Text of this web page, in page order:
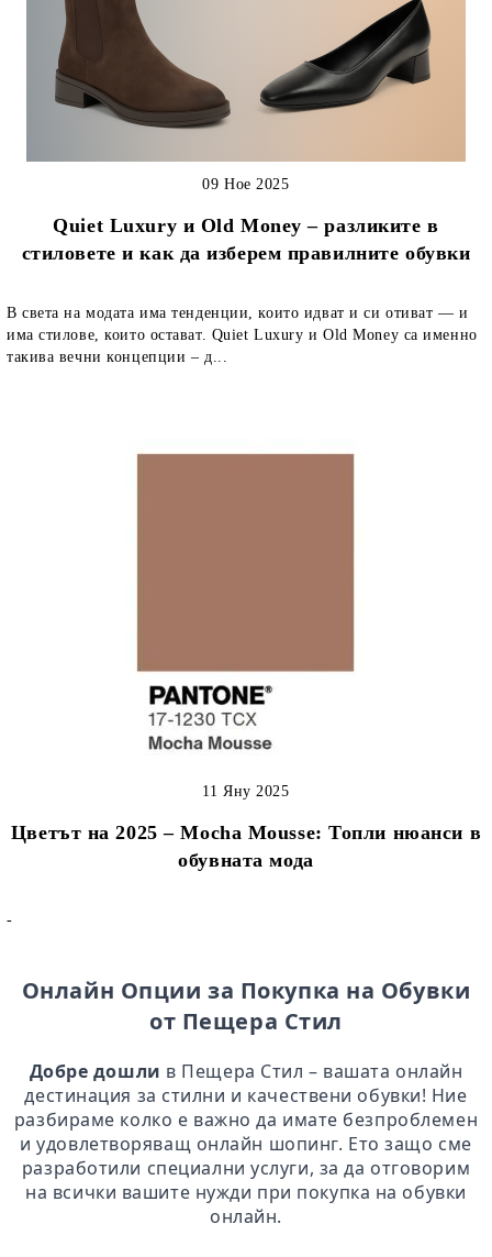
Quiet Luxury и Old Money – разликите в
стиловете и как да изберем правилните обувки
09 Ное 2025
В света на модата има тенденции, които идват и си отиват — и
има стилове, които остават. Quiet Luxury и Old Money са именно
такива вечни концепции – д...
Цветът на 2025 – Mocha Mousse: Топли нюанси в
обувната мода
11 Яну 2025
-
Онлайн Опции за Покупка на Обувки
от Пещера Стил
Добре дошли в Пещера Стил – вашата онлайн
дестинация за стилни и качествени обувки! Ние
разбираме колко е важно да имате безпроблемен
и удовлетворяващ онлайн шопинг. Ето защо сме
разработили специални услуги, за да отговорим
на всички вашите нужди при покупка на обувки
онлайн.